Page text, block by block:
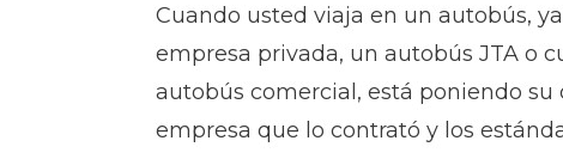
Cuando usted viaja en un autobús,
empresa privada, un autobús JTA o
autobús comercial, está poniendo
empresa que lo contrató y los